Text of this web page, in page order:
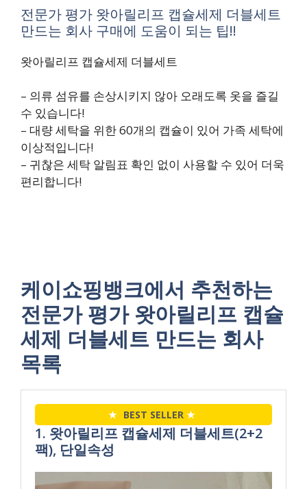
전문가 평가 왓아릴리프 캡슐세제 더블세트
만드는 회사 구매에 도움이 되는 팁!!
왓아릴리프 캡슐세제 더블세트
– 의류 섬유를 손상시키지 않아 오래도록 옷을 즐길
수 있습니다!
– 대량 세탁을 위한 60개의 캡슐이 있어 가족 세탁에
이상적입니다!
– 귀찮은 세탁 알림표 확인 없이 사용할 수 있어 더욱
편리합니다!
케이쇼핑뱅크에서 추천하는
전문가 평가 왓아릴리프 캡슐
세제 더블세트 만드는 회사
목록
★ BEST SELLER ★
1. 왓아릴리프 캡슐세제 더블세트(2+2
팩), 단일속성